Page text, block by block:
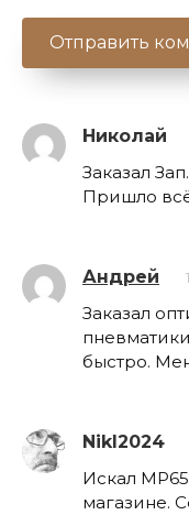
Николай
Заказал
Пришло
Андрей
Заказал
быстро.
NikI2024
Искал
магазине.